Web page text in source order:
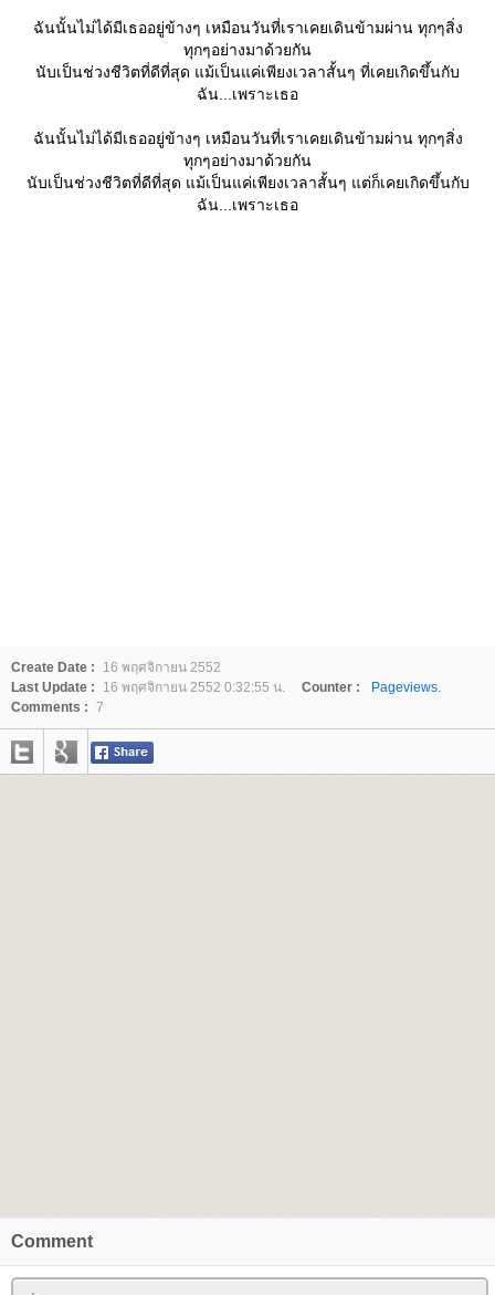
ฉันนั้นไม่ได้มีเธออยู่ข้างๆ เหมือนวันที่เราเคยเดินข้ามผ่าน ทุกๆสิ่ง
ทุกๆอย่างมาด้วยกัน
นับเป็นช่วงชีวิตที่ดีที่สุด แม้เป็นแค่เพียงเวลาสั้นๆ ที่เคยเกิดขึ้นกับ
ฉัน...เพราะเธอ
ฉันนั้นไม่ได้มีเธออยู่ข้างๆ เหมือนวันที่เราเคยเดินข้ามผ่าน ทุกๆสิ่ง
ทุกๆอย่างมาด้วยกัน
นับเป็นช่วงชีวิตที่ดีที่สุด แม้เป็นแค่เพียงเวลาสั้นๆ แต่ก็เคยเกิดขึ้นกับ
ฉัน...เพราะเธอ
Create Date :
16 พฤศจิกายน 2552
Last Update :
16 พฤศจิกายน 2552 0:32:55 น. Counter :
Pageviews.
Comments : 7
Comment